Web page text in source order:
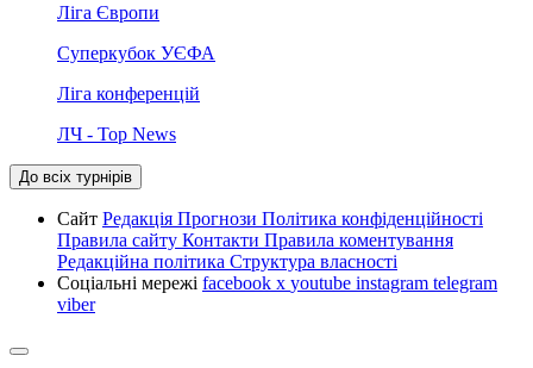
Ліга Європи
Суперкубок УЄФА
Ліга конференцій
ЛЧ - Top News
До всіх турнірів
Сайт Редакція Прогнози Політика конфіденційності
Правила сайту Контакти Правила коментування
Редакційна політика Структура власності
Соціальні мережі facebook x youtube instagram telegram
viber